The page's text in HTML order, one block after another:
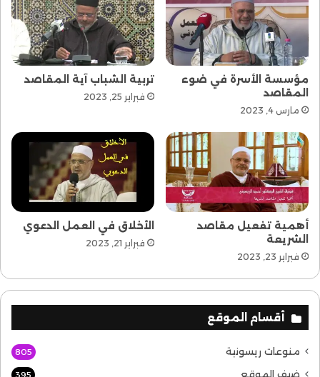
مؤسسة الأسرة في ضوء
المقاصد
مارس 4, 2023
تربية الشباب آية المقاصد
فبراير 25, 2023
أهمية تفعيل مقاصد
الشريعة
فبراير 23, 2023
الأخلاق في العمل الدعوي
فبراير 21, 2023
أقسام الموقع
منوعات ريسونية 805
ضيف الموقع